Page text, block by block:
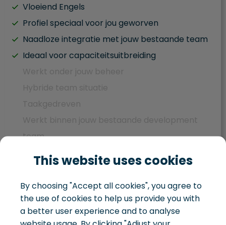
This website uses cookies
By choosing "Accept all cookies", you agree to
the use of cookies to help us provide you with
a better user experience and to analyse
Vloeiend Engels
Profiel speciaal voor jou geworven
Naadloze integratie met jouw bestaande team
Ideaal voor capaciteitsuitbreiding
team
Aandacht blijft verdeeld tussen IT en bedrijf
Je beheert je eigen IT landschap
Development team